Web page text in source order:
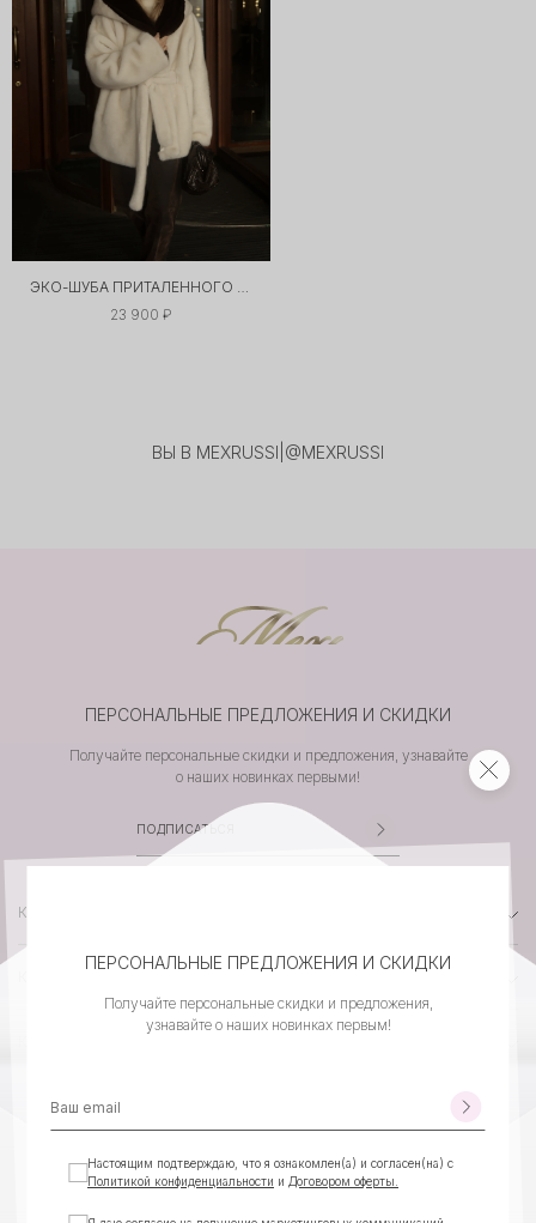
ЭКО-ШУБА ПРИТАЛЕННОГО СИЛУЭТА
23 900 ₽
ВЫ В MEXRUSSI @MEXRUSSI
ПЕРСОНАЛЬНЫЕ ПРЕДЛОЖЕНИЯ И СКИДКИ
Получайте персональные скидки и предложения, узнавайте
о наших новинках первыми!
КАТАЛОГ
КОНТАКТЫ
ПЕРСОНАЛЬНЫЕ ПРЕДЛОЖЕНИЯ И СКИДКИ
Получайте персональные скидки и предложения,
узнавайте о наших новинках первым!
Настоящим подтверждаю, что я ознакомлен(а) и согласен(на) с
Политикой конфиденциальности и Договором оферты.